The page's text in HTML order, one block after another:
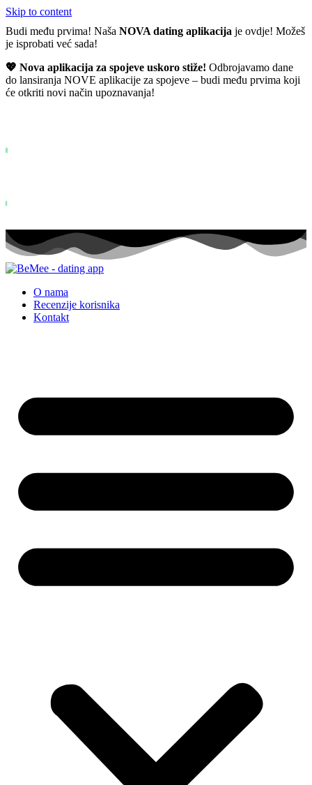
Skip to content
Budi među prvima! Naša NOVA dating aplikacija je ovdje! Možeš
je isprobati već sada!
💖 Nova aplikacija za spojeve uskoro stiže! Odbrojavamo dane
do lansiranja NOVE aplikacije za spojeve – budi među prvima koji
će otkriti novi način upoznavanja!
O nama
Recenzije korisnika
Kontakt